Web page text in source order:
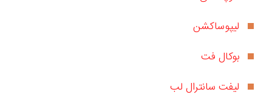
لیپوساکشن
بوکال فت
لیفت سانترال لب